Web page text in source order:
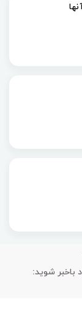
باخبر شوید: